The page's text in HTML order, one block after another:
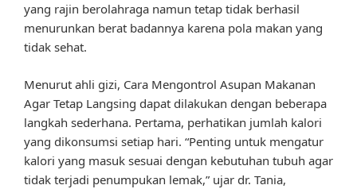
yang rajin berolahraga namun tetap tidak berhasil
menurunkan berat badannya karena pola makan yang
tidak sehat.
Menurut ahli gizi, Cara Mengontrol Asupan Makanan
Agar Tetap Langsing dapat dilakukan dengan beberapa
langkah sederhana. Pertama, perhatikan jumlah kalori
yang dikonsumsi setiap hari. “Penting untuk mengatur
kalori yang masuk sesuai dengan kebutuhan tubuh agar
tidak terjadi penumpukan lemak,” ujar dr. Tania,